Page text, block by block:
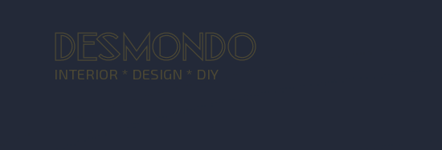
DESMONDO
INTERIOR * DESIGN * DIY